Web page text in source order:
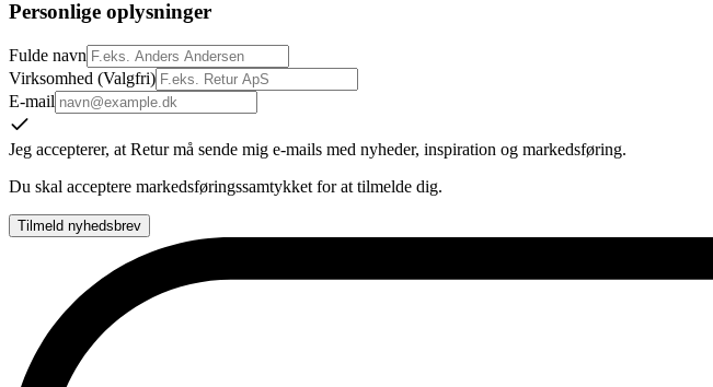
Personlige oplysninger
Fulde navn
Virksomhed (Valgfri)
E-mail
Jeg accepterer, at Retur må sende mig e-mails med nyheder, inspiration og markedsføring.
Du skal acceptere markedsføringssamtykket for at tilmelde dig.
Tilmeld nyhedsbrev